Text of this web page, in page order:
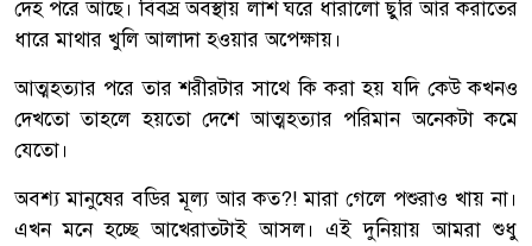
দেহ পরে আছে। বিবস্র অবস্থায় লাশ ঘরে ধারালো ছুরি আর করাতের
ধারে মাথার খুলি আলাদা হওয়ার অপেক্ষায়।
আত্মহত্যার পরে তার শরীরটার সাথে কি করা হয় যদি কেউ কখনও
দেখতো তাহলে হয়তো দেশে আত্মহত্যার পরিমান অনেকটা কমে
যেতো।
অবশ্য মানুষের বডির মূল্য আর কত?! মারা গেলে পশুরাও খায় না।
এখন মনে হচ্ছে আখেরাতটাই আসল। এই দুনিয়ায় আমরা শুধু